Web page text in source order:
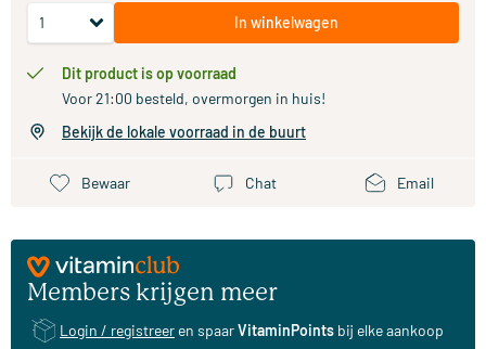
In winkelwagen
Dit product is op voorraad
Voor 21:00 besteld, overmorgen in huis!
Bekijk de lokale voorraad in de buurt
Bewaar Chat Email
Members krijgen meer
Login / registreer en spaarVitaminPoints bij elke aankoop